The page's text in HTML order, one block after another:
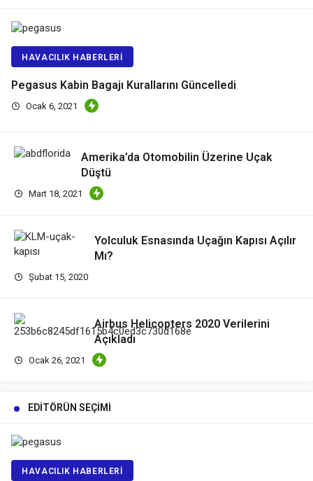
HAVACILIK HABERLERI
Pegasus Kabin Bagajı Kurallarını Güncelledi
Ocak 6, 2021
Amerika’da Otomobilin Üzerine Uçak
Düştü
Mart 18, 2021
Yolculuk Esnasında Uçağın Kapısı Açılır
Mı?
Şubat 15, 2020
Airbus Helicopters 2020 Verilerini
Açıkladı
Ocak 26, 2021
EDITÖRÜN SEÇIMI
HAVACILIK HABERLERI